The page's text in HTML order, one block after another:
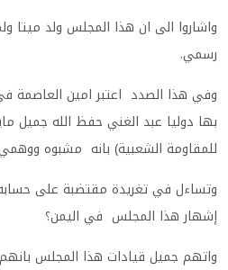
واشاروا الى ان هذا المجلس ولد
رسمي.
وفي هذا الصدد اعتبر امين العاصمة
بها دوليا عبد الغني حفظ الله جميل
للمقاومة الشعبية) بانه مشبوه
وتساءل في تغريدة مقتضبة على
إشهار هذا المجلس في اليمن؟
واتهم جميل قيادات هذا المجلس